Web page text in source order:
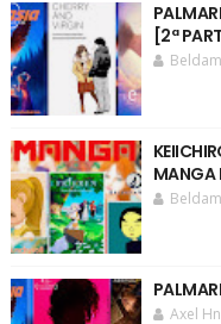
[2ª
MANGA
Axel